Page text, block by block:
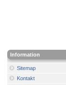
Information
Sitemap
Kontakt